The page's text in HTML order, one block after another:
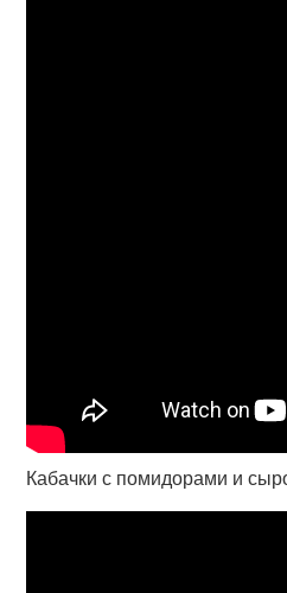
Кабачки с помидорами и